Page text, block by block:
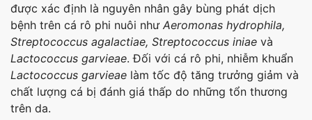
được xác định là nguyên nhân gây bùng phát dịch
bệnh trên cá rô phi nuôi nhưAeromonas hydrophila,
Streptococcus agalactiae, Streptococcus iniae và
Lactococcus garvieae. Đối với cá rô phi, nhiễm khuẩn
Lactococcus garvieae làm tốc độ tăng trưởng giảm và
chất lượng cá bị đánh giá thấp do những tổn thương
trên da.